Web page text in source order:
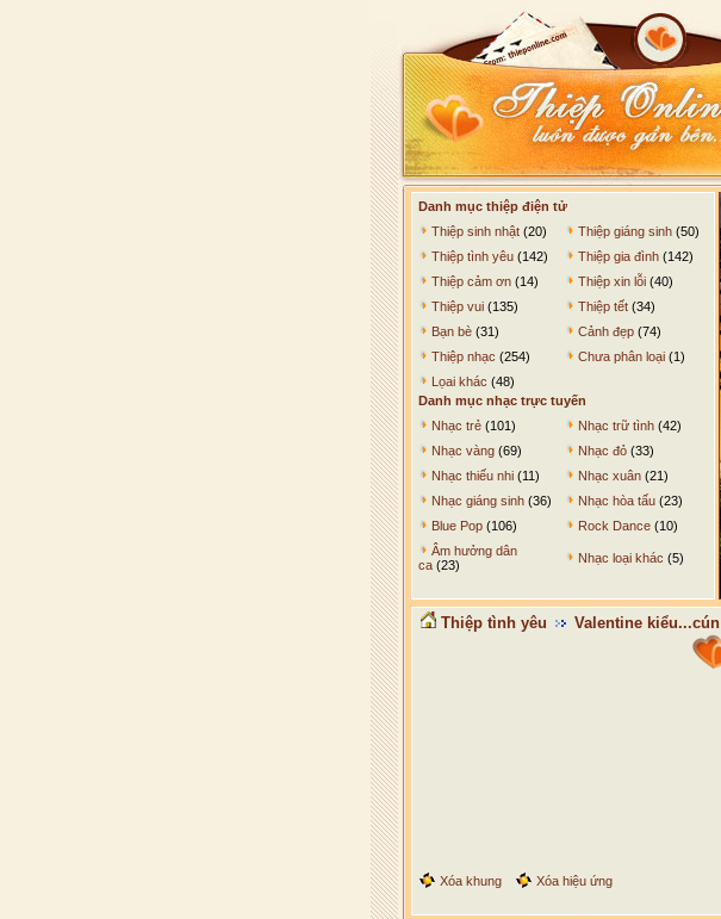
Danh mục thiệp điện tử
Thiệp sinh nhật (20) Thiệp giáng sinh (50)
Thiệp tình yêu (142) Thiệp gia đình (142)
Thiệp cảm ơn (14) Thiệp xin lỗi (40)
Thiệp vui (135) Thiệp tết (34)
Bạn bè (31) Cảnh đẹp (74)
Thiệp nhạc (254) Chưa phân loại (1)
Lọai khác (48)
Danh mục nhạc trực tuyến
Nhạc trẻ (101) Nhạc trữ tình (42)
Nhạc vàng (69) Nhạc đỏ (33)
Nhạc thiếu nhi (11) Nhạc xuân (21)
Nhạc giáng sinh (36) Nhạc hòa tấu (23)
Blue Pop (106) Rock Dance (10)
Âm hưởng dân
ca (23) Nhạc loại khác (5)
Thiệp tình yêu Valentine kiểu...cún
Xóa khung Xóa hiệu ứng